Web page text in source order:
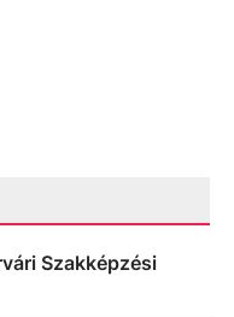
Szakképzési